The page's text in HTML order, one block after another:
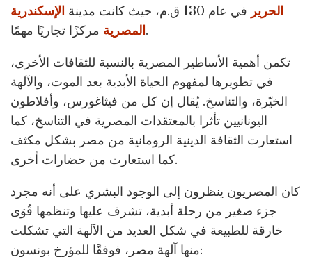
الحرير في عام 130 ق.م، حيث كانت مدينة
الإسكندرية
المصرية مركزًا تجاريًا مهمًا.
تكمن أهمية الأساطير المصرية بالنسبة للثقافات الأخرى،
في تطويرها لمفهوم الحياة الأبدية بعد الموت، والآلهة
الخيّرة، والتناسخ. يُقال إن كل من فيثاغورس، وأفلاطون
اليونانيين تأثرا بالمعتقدات المصرية في التناسخ، كما
استعارت الثقافة الدينية الرومانية من مصر بشكل مكثف
كما استعارت من حضارات أخرى.
كان المصريون ينظرون إلى الوجود البشري على أنه مجرد
جزء صغير من رحلة أبدية، تشرف عليها وتنظمها قُوَى
خارقة للطبيعة في شكل العديد من الآلهة التي تشكلت
منها آلهة مصر، فوفقًا للمؤرخ بونسون: